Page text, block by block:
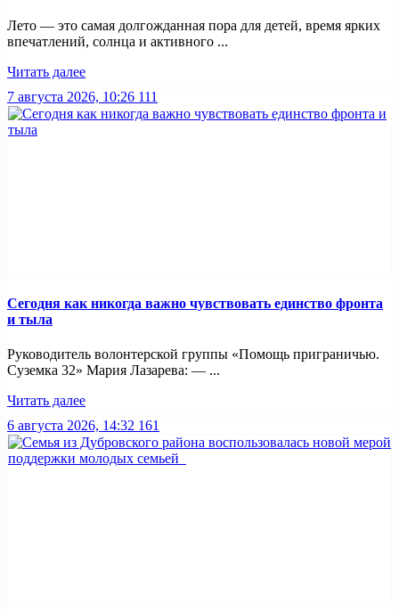
Лето — это самая долгожданная пора для детей, время ярких
впечатлений, солнца и активного ...
Читать далее
7 августа 2026, 10:26 111
Сегодня как никогда важно чувствовать единство фронта
и тыла
Руководитель волонтерской группы «Помощь приграничью.
Суземка 32» Мария Лазарева: — ...
Читать далее
6 августа 2026, 14:32 161